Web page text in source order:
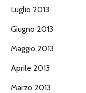
Luglio 2013
Giugno 2013
Maggio 2013
Aprile 2013
Marzo 2013